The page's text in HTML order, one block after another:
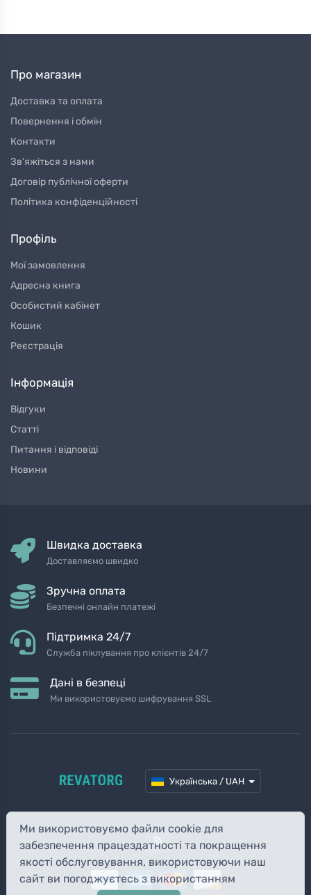
Про магазин
Доставка та оплата
Повернення і обмін
Контакти
Зв'яжіться з нами
Договір публічної оферти
Політика конфіденційності
Профіль
Мої замовлення
Адресна книга
Особистий кабінет
Кошик
Реєстрація
Інформація
Відгуки
Статті
Питання і відповіді
Новини
Швидка доставка
Доставляємо швидко
Зручна оплата
Безпечні онлайн платежі
Підтримка 24/7
Служба піклування про клієнтів 24/7
Дані в безпеці
Ми використовуємо шифрування SSL
Українська / UAH
Ми використовуємо файли cookie для
забезпечення працездатності та покращення
якості обслуговування, використовуючи наш
сайт ви погоджуєтесь з використанням